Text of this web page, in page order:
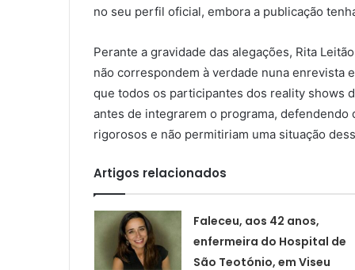
no seu perfil oficial, embora a publicação
Perante a gravidade das alegações, Rita
não correspondem à verdade nuna enrevista
que todos os participantes dos reality shows
antes de integrarem o programa,
rigorosos e não permitiriam uma situação
Artigos relacionados
Faleceu, aos 42 anos,
enfermeira do Hospital de
São Teotónio, em Viseu